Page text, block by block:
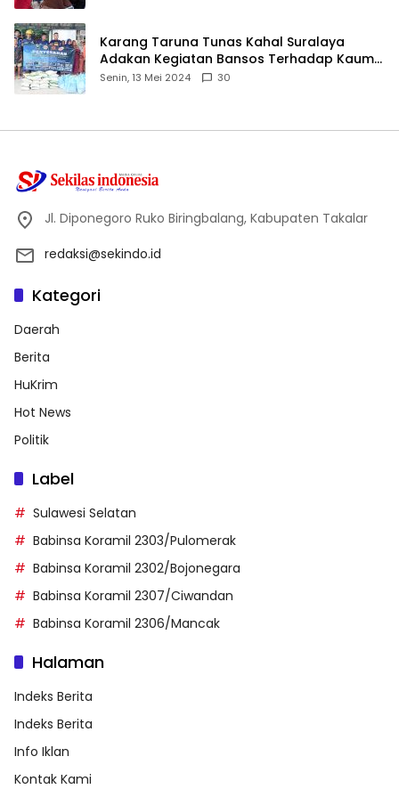
Karang Taruna Tunas Kahal Suralaya
Adakan Kegiatan Bansos Terhadap Kaum
Dhuafa dan Anak Yatim-Piatu
Senin, 13 Mei 2024 30
Jl. Diponegoro Ruko Biringbalang, Kabupaten Takalar
redaksi@sekindo.id
Kategori
Daerah
Berita
HuKrim
Hot News
Politik
Label
Sulawesi Selatan
Babinsa Koramil 2303/Pulomerak
Babinsa Koramil 2302/Bojonegara
Babinsa Koramil 2307/Ciwandan
Babinsa Koramil 2306/Mancak
Halaman
Indeks Berita
Indeks Berita
Info Iklan
Kontak Kami